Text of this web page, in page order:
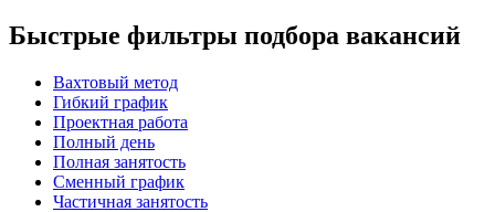
Быстрые фильтры подбора вакансий
Вахтовый метод
Гибкий график
Проектная работа
Полный день
Полная занятость
Сменный график
Частичная занятость